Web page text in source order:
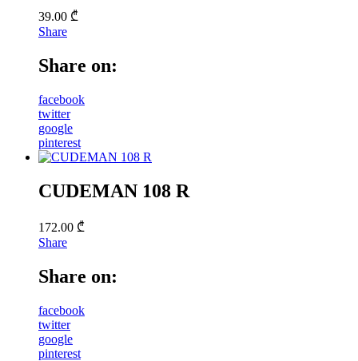
39.00 ₾
Share
Share on:
facebook
twitter
google
pinterest
CUDEMAN 108 R
172.00 ₾
Share
Share on:
facebook
twitter
google
pinterest